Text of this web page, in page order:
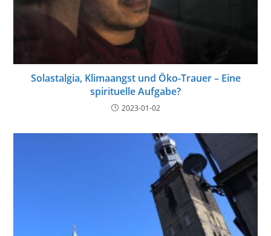
Solastalgia, Klimaangst und Öko-Trauer – Eine
spirituelle Aufgabe?
2023-01-02